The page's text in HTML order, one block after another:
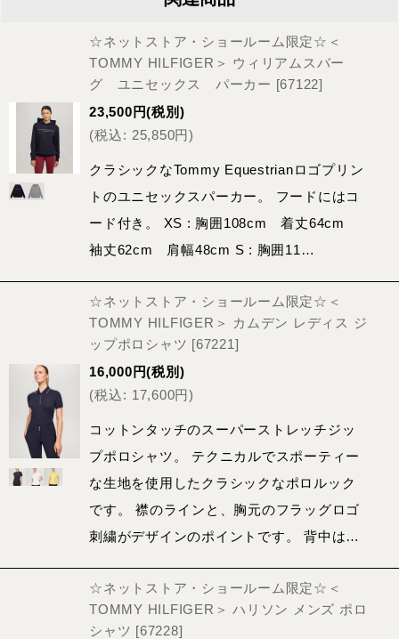
☆ネットストア・ショールーム限定☆＜
TOMMY HILFIGER＞ ウィリアムスバー
グ ユニセックス パーカー [67122]
23,500 円(税別)
(税込: 25,850円)
クラシックなTommy Equestrianロゴプリン
トのユニセックスパーカー。 フードにはコ
ード付き。 XS : 胸囲108cm 着丈64cm
袖丈62cm 肩幅48cm S : 胸囲11…
☆ネットストア・ショールーム限定☆＜
TOMMY HILFIGER＞ カムデン レディス ジ
ップポロシャツ [67221]
16,000 円(税別)
(税込: 17,600円)
コットンタッチのスーパーストレッチジッ
プポロシャツ。 テクニカルでスポーティー
な生地を使用したクラシックなポロルック
です。 襟のラインと、胸元のフラッグロゴ
刺繍がデザインのポイントです。 背中は…
☆ネットストア・ショールーム限定☆＜
TOMMY HILFIGER＞ ハリソン メンズ ポロ
シャツ [67228]